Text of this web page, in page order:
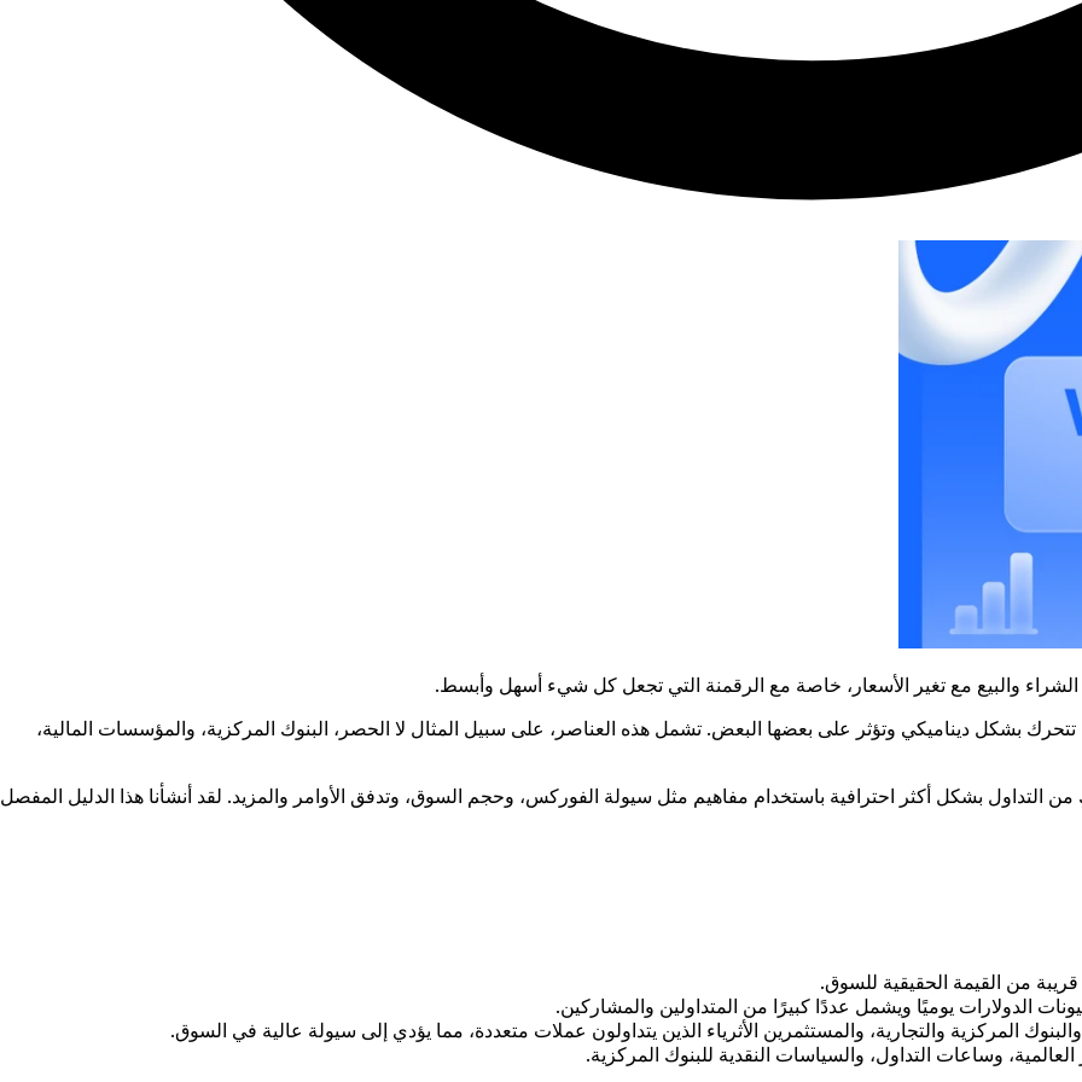
الشراء والبيع مع تغير الأسعار، خاصة مع الرقمنة التي تجعل كل شيء أسهل وأبسط.
بشكل ديناميكي وتؤثر على بعضها البعض. تشمل هذه العناصر، على سبيل المثال لا الحصر، البنوك المركزية، والمؤسسات المالية،
التداول بشكل أكثر احترافية باستخدام مفاهيم مثل سيولة الفوركس، وحجم السوق، وتدفق الأوامر والمزيد. لقد أنشأنا هذا الدليل المفصل
من القيمة الحقيقية للسوق.
الدولارات يوميًا ويشمل عددًا كبيرًا من المتداولين والمشاركين.
المركزية والتجارية، والمستثمرين الأثرياء الذين يتداولون عملات متعددة، مما يؤدي إلى سيولة عالية في السوق.
وساعات التداول، والسياسات النقدية للبنوك المركزية.